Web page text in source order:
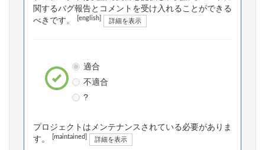
関するバグ報告とコメントを受け入れることができる
べきです。
[english] 詳細を表示
適合
不適合
?
プロジェクトはメンテナンスされている必要がありま
す。
[maintained] 詳細を表示